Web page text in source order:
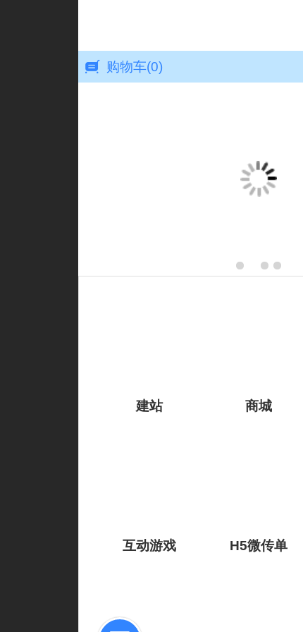
购物车(0)
建站 商城
互动游戏 H5微传单